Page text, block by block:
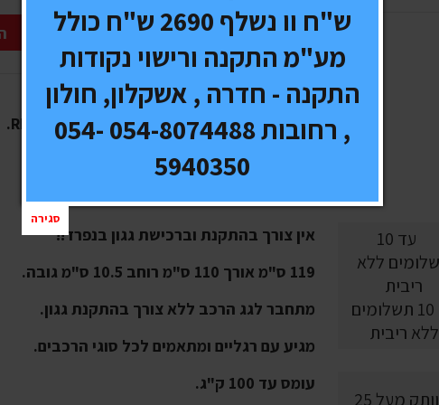
עד 10 תשלומים
ללא ריבית
עריסת אלומיניום לרכב של חברת RHINO RACK.
במחיר כלול גם סט מתאמים לרכב.
העריסה המושלמת לכל הרכבים הפרטיים!!
אין צורך בהתקנת וברכישת גגון בנפרד!!
119 ס"מ אורך 110 ס"מ רוחב 10.5 ס"מ גובה.
מתחבר לגג הרכב ללא צורך בהתקנת גגון.
מגיע עם רגליים ומתאמים לכל סוגי הרכבים.
עומס עד 100 ק"ג.
ש"ח וו נשלף 2690 ש"ח כולל
מע"מ התקנה ורישוי נקודות
התקנה - חדרה , אשקלון, חולון
, רחובות 054-8074488 054-
5940350
סגירה